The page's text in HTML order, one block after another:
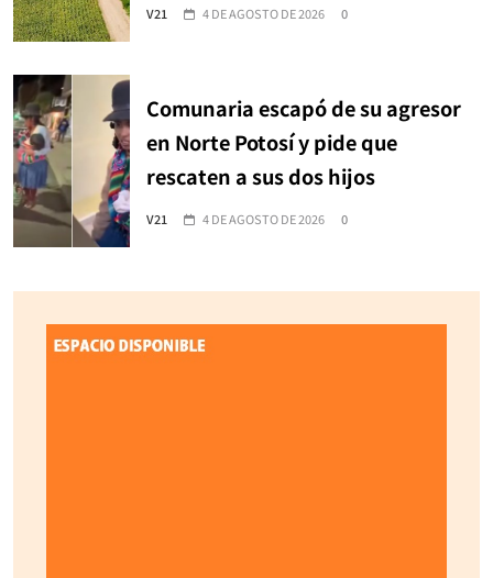
V21 4 DE AGOSTO DE 2026 0
Comunaria escapó de su agresor
en Norte Potosí y pide que
rescaten a sus dos hijos
V21 4 DE AGOSTO DE 2026 0